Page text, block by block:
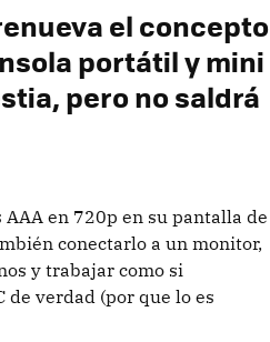
el concepto
portátil y mini
pero no saldrá
en 720p en su pantalla de
conectarlo a un monitor,
y trabajar como si
de verdad (por que lo es